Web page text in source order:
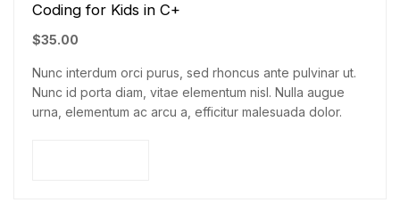
Coding for Kids in C+
$35.00
Nunc interdum orci purus, sed rhoncus ante pulvinar ut.
Nunc id porta diam, vitae elementum nisl. Nulla augue
urna, elementum ac arcu a, efficitur malesuada dolor.